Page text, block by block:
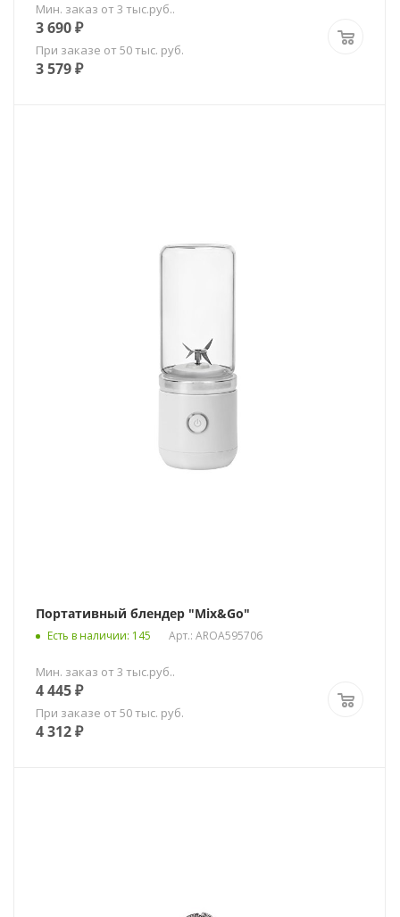
Мин. заказ от 3 тыс.руб..
3 690₽
При заказе от 50 тыс. руб.
3 579₽
Портативный блендер "Mix&Go"
Есть в наличии: 145 Арт.: AROA595706
Мин. заказ от 3 тыс.руб..
4 445₽
При заказе от 50 тыс. руб.
4 312₽